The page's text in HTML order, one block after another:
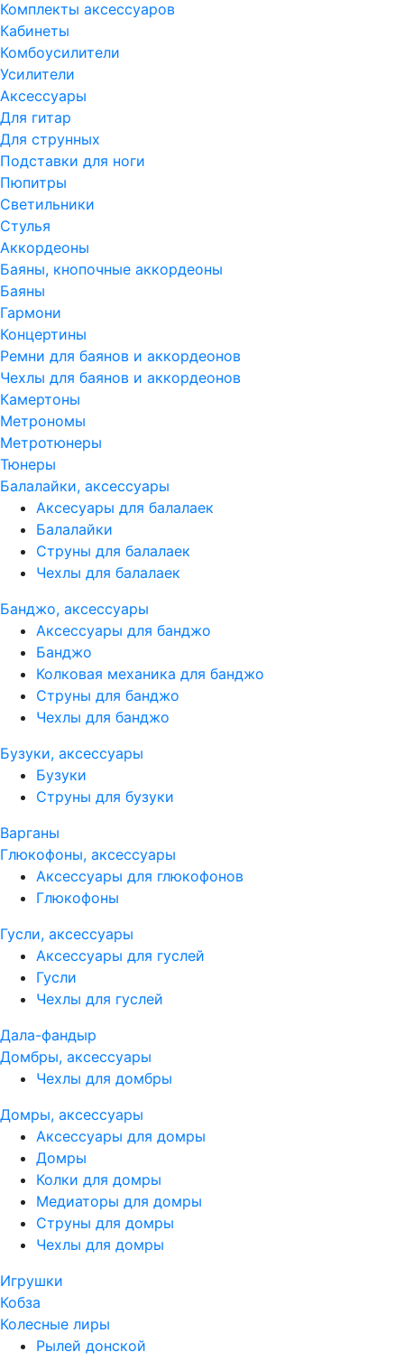
Комплекты аксессуаров
Кабинеты
Комбоусилители
Усилители
Аксессуары
Для гитар
Для струнных
Подставки для ноги
Пюпитры
Светильники
Стулья
Аккордеоны
Баяны, кнопочные аккордеоны
Баяны
Гармони
Концертины
Ремни для баянов и аккордеонов
Чехлы для баянов и аккордеонов
Камертоны
Метрономы
Метротюнеры
Тюнеры
Балалайки, аксессуары
Аксесуары для балалаек
Балалайки
Струны для балалаек
Чехлы для балалаек
Банджо, аксессуары
Аксессуары для банджо
Банджо
Колковая механика для банджо
Струны для банджо
Чехлы для банджо
Бузуки, аксессуары
Бузуки
Струны для бузуки
Варганы
Глюкофоны, аксессуары
Аксессуары для глюкофонов
Глюкофоны
Гусли, аксессуары
Аксессуары для гуслей
Гусли
Чехлы для гуслей
Дала-фандыр
Домбры, аксессуары
Чехлы для домбры
Домры, аксессуары
Аксессуары для домры
Домры
Колки для домры
Медиаторы для домры
Струны для домры
Чехлы для домры
Игрушки
Кобза
Колесные лиры
Рылей донской